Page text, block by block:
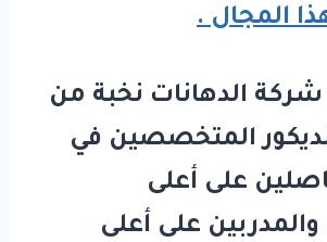
المجال .
الدهانات نخبة من
المتخصصين في
على أعلى
على أعلى